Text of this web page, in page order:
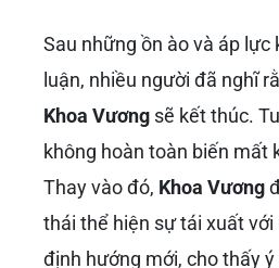
Sau những ồn ào và áp
luận, nhiều người đã nghĩ
Khoa Vương sẽ kết thúc.
không hoàn toàn biến mất
Thay vào đó, Khoa Vương
thái thể hiện sự tái xuất
định hướng mới, cho thấy